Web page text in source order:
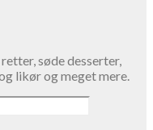
søde desserter,
likør og meget mere.